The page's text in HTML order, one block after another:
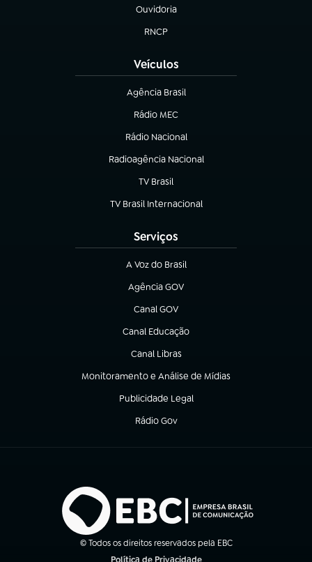
Ouvidoria
(abre em nova aba)
RNCP
(abre em nova aba)
Veículos
Agência Brasil
(abre em nova aba)
Rádio MEC
(abre em nova aba)
Rádio Nacional
Radioagência Nacional
(abre em nova aba)
TV Brasil
(abre em nova aba)
TV Brasil Internacional
(abre em nova aba)
Serviços
A Voz do Brasil
(abre em nova aba)
Agência GOV
(abre em nova aba)
Canal GOV
(abre em nova aba)
Canal Educação
(abre em nova aba)
Canal Libras
(abre em nova aba)
Monitoramento e Análise de Mídias
(abre em nova aba)
Publicidade Legal
(abre em nova aba)
Rádio Gov
(abre em nova aba)
© Todos os direitos reservados pela EBC